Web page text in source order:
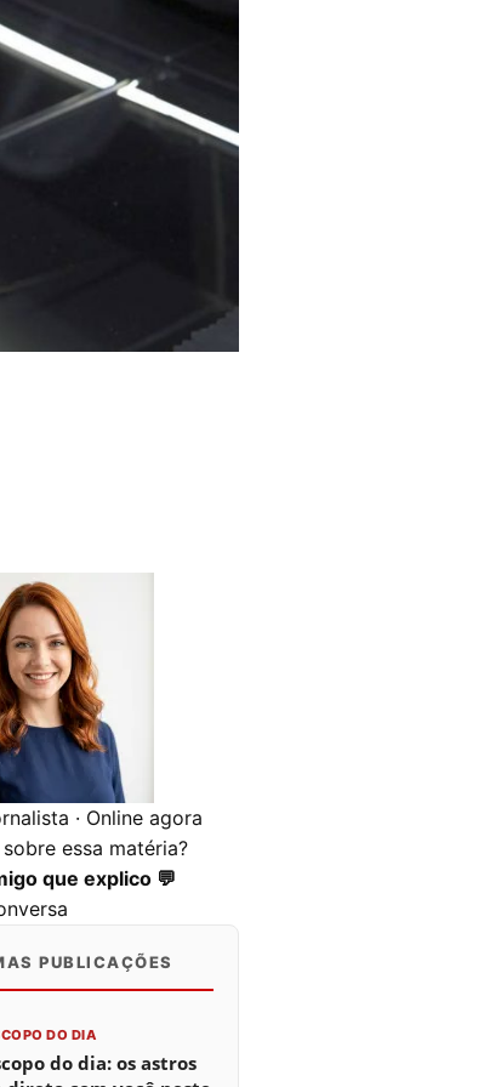
· Online agora
essa matéria?
que explico 💬
0PUBLICAÇÕES
DO DIA
do dia: os astros